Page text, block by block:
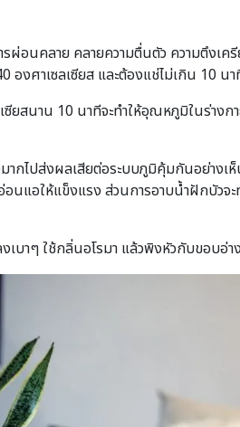
ผ่อนคลาย คลายความตื่นตัว ความตึงเค
งศาเซลเซียส และต้องแช่ไม่เกิน 10 น
ซียสนาน 10 นาทีจะทำให้อุณหภูมิในร่า
ากไปส่งผลเสียต่อระบบภูมิคุ้มกันอย่างเ
แอให้แข็งแรง ส่วนการอาบน้ำฝักบัวจะ
เบาๆ ใช้กลิ่นอโรมา แล้วพิงหัวกับขอบ